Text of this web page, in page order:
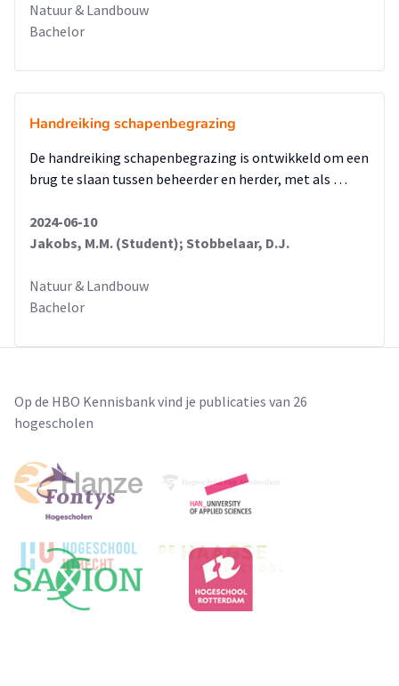
Natuur & Landbouw
Bachelor
Handreiking schapenbegrazing
De handreiking schapenbegrazing is ontwikkeld om een
brug te slaan tussen beheerder en herder, met als …
2024-06-10
Jakobs, M.M. (Student); Stobbelaar, D.J.
Natuur & Landbouw
Bachelor
Op de HBO Kennisbank vind je publicaties van 26
hogescholen